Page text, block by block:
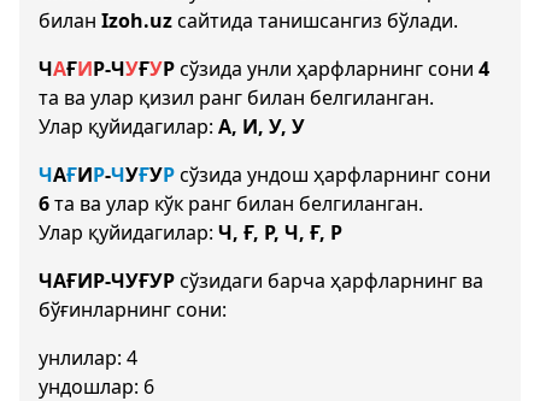
билан Izoh.uzсайтида танишсангиз бўлади.
ЧАҒИР-ЧУҒУРсўзида унли ҳарфларнинг сони 4
та ва улар қизил ранг билан белгиланган.
Улар қуйидагилар: А, И, У, У
ЧАҒИР-ЧУҒУРсўзида ундош ҳарфларнинг сони
6та ва улар кўк ранг билан белгиланган.
Улар қуйидагилар: Ч, Ғ, Р, Ч, Ғ, Р
ЧАҒИР-ЧУҒУРсўзидаги барча ҳарфларнинг ва
бўғинларнинг сони:
унлилар: 4
ундошлар: 6